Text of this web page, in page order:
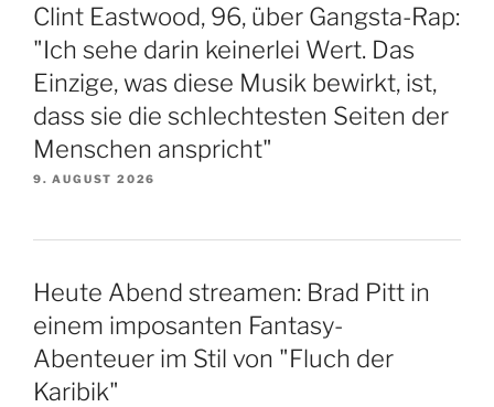
Clint Eastwood, 96, über Gangsta-Rap:
"Ich sehe darin keinerlei Wert. Das
Einzige, was diese Musik bewirkt, ist,
dass sie die schlechtesten Seiten der
Menschen anspricht"
9. AUGUST 2026
Heute Abend streamen: Brad Pitt in
einem imposanten Fantasy-
Abenteuer im Stil von "Fluch der
Karibik"